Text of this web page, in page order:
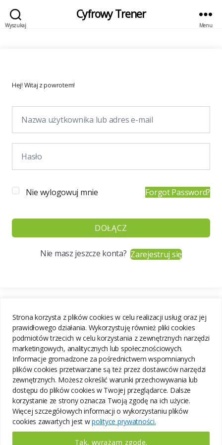
Strona korzysta z plików cookies w celu realizacji usług oraz jej
prawidłowego działania. Wykorzystuję również pliki cookies
podmiotów trzecich w celu korzystania z zewnętrznych narzędzi
marketingowych, analitycznych lub społecznościowych.
Informacje gromadzone za pośrednictwem wspomnianych
plików cookies przetwarzane są też przez dostawców narzędzi
zewnętrznych. Możesz określić warunki przechowywania lub
dostępu do plików cookies w Twojej przeglądarce. Dalsze
korzystanie ze strony oznacza Twoją zgodę na ich użycie.
Więcej szczegółowych informacji o wykorzystaniu plików
cookies zawartych jest wpolityce prywatności.
Tak, wyrażam zgodę.
Wyszukaj
Cyfrowy Trener
Menu
Hej! Witaj z powrotem!
Nie wylogowuj mnie Forgot Password?
DOŁĄCZ
Nie masz jeszcze konta?Zarejestruj się